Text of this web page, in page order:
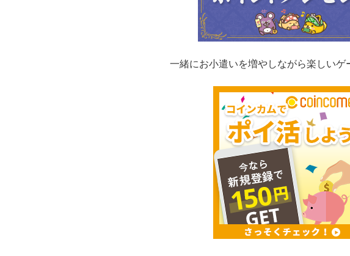
一緒にお小遣いを増やしながら楽しいゲ